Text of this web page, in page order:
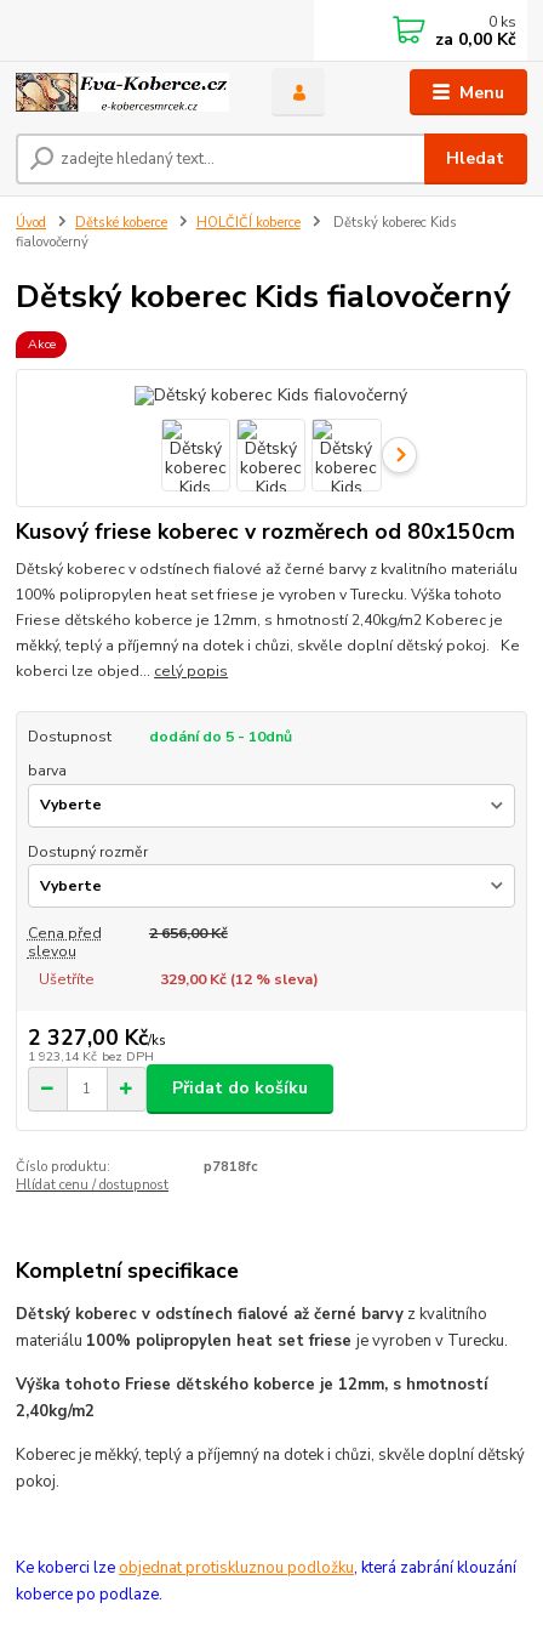
Menu
Hledat
0 ks
za 0,00 Kč
Úvod Dětské koberce HOLČIČÍ koberce
Dětský koberec Kids
fialovočerný
Dětský koberec Kids fialovočerný
Akce
Kusový friese koberec v rozměrech od 80x150cm
Dětský koberec v odstínech fialové až černé barvy z kvalitního materiálu
100% polipropylen heat set friese je vyroben v Turecku. Výška tohoto
Friese dětského koberce je 12mm, s hmotností 2,40kg/m2 Koberec je
měkký, teplý a příjemný na dotek i chůzi, skvěle doplní dětský pokoj. Ke
koberci lze objed... celý popis
Dostupnost
dodání do 5 - 10dnů
barva
Dostupný rozměr
Cena před
slevou
2 656,00 Kč
Ušetříte 329,00 Kč (12% sleva)
2 327,00 Kč/ks
1 923,14 Kč bez DPH
Přidat do košíku
Číslo produktu:
p7818fc
Hlídat cenu / dostupnost
Kompletní specifikace
Dětský koberec v odstínech fialové až černé barvy z kvalitního
materiálu 100% polipropylen heat set frieseje vyroben v Turecku.
Výška tohoto Friese dětského koberce je 12mm, s hmotností
2,40kg/m2
Koberec je měkký, teplý a příjemný na dotek i chůzi, skvěle doplní dětský
pokoj.
Ke koberci lzeobjednat protiskluznou podložku, která zabrání klouzání
koberce po podlaze.